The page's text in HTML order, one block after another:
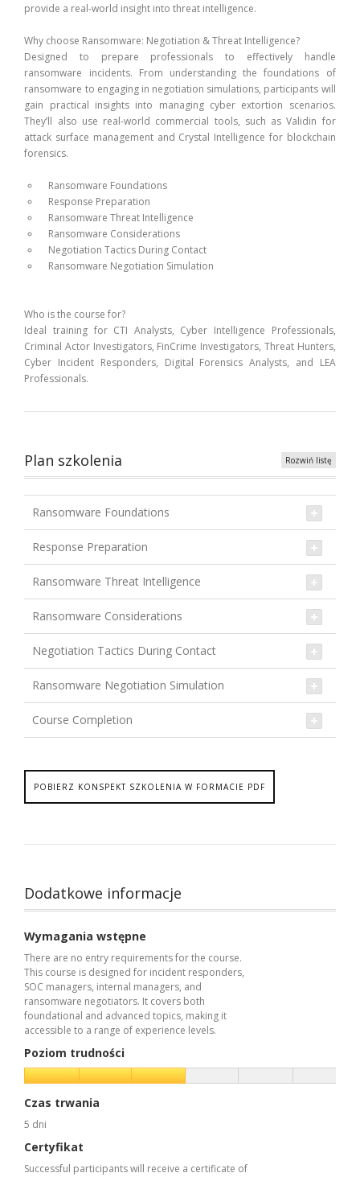
provide a real-world insight into threat intelligence.
Why choose Ransomware: Negotiation & Threat Intelligence?
Designed to prepare professionals to effectively handle
ransomware incidents. From understanding the foundations of
ransomware to engaging in negotiation simulations, participants will
gain practical insights into managing cyber extortion scenarios.
They’ll also use real-world commercial tools, such as Validin for
attack surface management and Crystal Intelligence for blockchain
forensics.
Ransomware Foundations
Response Preparation
Ransomware Threat Intelligence
Ransomware Considerations
Negotiation Tactics During Contact
Ransomware Negotiation Simulation
Who is the course for?
Ideal training for CTI Analysts, Cyber Intelligence Professionals,
Criminal Actor Investigators, FinCrime Investigators, Threat Hunters,
Cyber Incident Responders, Digital Forensics Analysts, and LEA
Professionals.
Plan szkolenia Rozwiń listę
Ransomware Foundations
Response Preparation
Ransomware Threat Intelligence
Ransomware Considerations
Negotiation Tactics During Contact
Ransomware Negotiation Simulation
Course Completion
POBIERZ KONSPEKT SZKOLENIA W FORMACIE PDF
Dodatkowe informacje
Wymagania wstępne
There are no entry requirements for the course.
This course is designed for incident responders,
SOC managers, internal managers, and
ransomware negotiators. It covers both
foundational and advanced topics, making it
accessible to a range of experience levels.
Poziom trudności
Czas trwania
5 dni
Certyfikat
Successful participants will receive a certificate of